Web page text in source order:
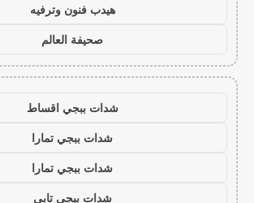
هيدب فنون وترفيه
صحيفة العالم
شدات ببجي اقساط
شدات ببجي تمارا
شدات ببجي تمارا
شدات ببجي تابي